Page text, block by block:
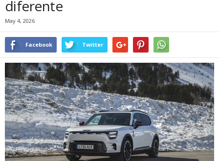
diferente
May 4, 2026
Facebook Twitter